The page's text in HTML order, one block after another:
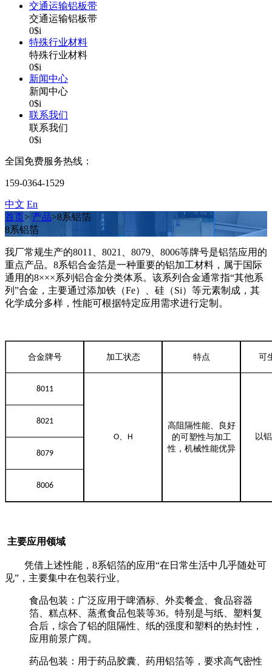
交通运输铝板带
交通运输铝板带
0$i
特殊行业材料
特殊行业材料
0$i
新闻中心
新闻中心
0$i
联系我们
联系我们
0$i
全国免费服务热线：
159-0364-1529
中文 En
首页> 产品>8系铝箔
8系铝箔
我厂常规生产的8011、8021、8079、8006等牌号是铝箔应用的
重点产品‌。8系铝合金箔是一种重要的铝加工材料，属于国际
通用的8×××系列铝合金分类体系‌。该系列合金通常指“其他系
列”合金，主要通过添加铁（Fe）、硅（Si）等元素制成‌，其
化学成分多样，性能可根据特定应用需求进行定制‌。
合金牌号 加工状态 特点 可
8011
O、 H
高阻隔性能、良好
的可塑性与加工
性，机械性能优异
以
8021
8079
8006
主要应用领域
凭借上述性能，8系铝箔的应用“在日常生活中几乎随处可
见”‌，主要集中在包装行业。
‌食品包装‌：广泛应用于啤酒标、外卖餐盒、食品容器
箔、糕点杯、蒸煮食品包装等‌36。特别是与纸、塑料复
合后，综合了铝的阻隔性、纸的强度和塑料的热封性，
应用前景广阔‌。
‌药品包装‌：用于药品胶囊、药用铝箔等，要求高气密性